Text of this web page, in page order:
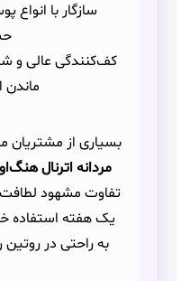
سازگار با
کف‌کنندگی عالی و
ماندن
بسیاری از مشتریان
مردانه اترنال
تفاوت مشهود
یک هفته استفاده
به راحتی در